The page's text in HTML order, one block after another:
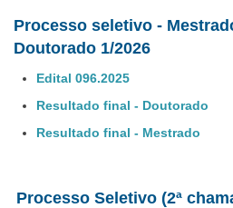
Processo seletivo -
Doutorado 1/2026
Edital 096.2025
Resultado final - Doutorado
Resultado final - Mestrado
Processo Seletivo (2ª